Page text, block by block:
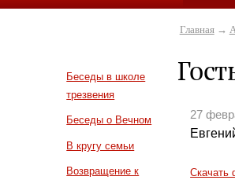
Беседы в школе
трезвения
Беседы о Вечном
В кругу семьи
Возвращение к
Главная→
27
Скачать